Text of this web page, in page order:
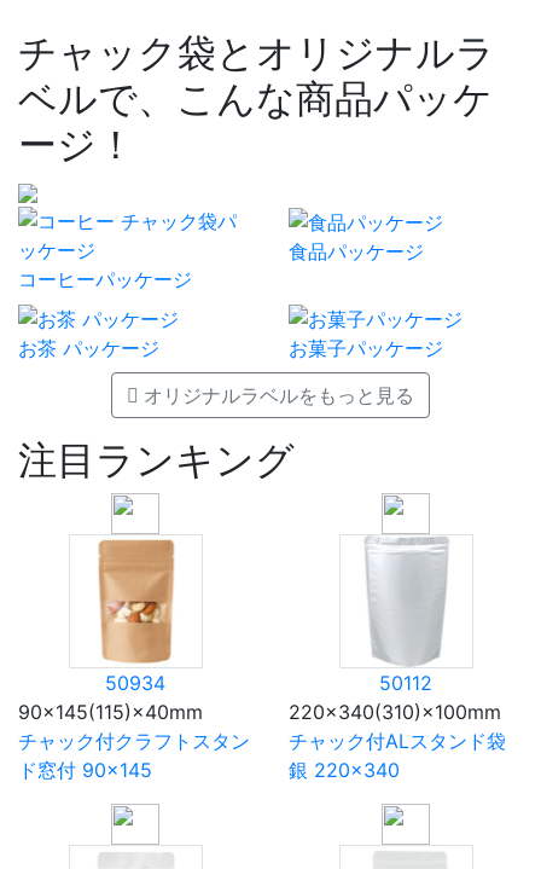
チャック袋とオリジナルラ
ベルで、こんな商品パッケ
ージ！
コーヒーパッケージ
食品パッケージ
お茶 パッケージ
お菓子パッケージ
オリジナルラベルをもっと見る
注目ランキング
50934
90×145(115)×40mm
チャック付クラフトスタン
ド窓付 90×145
50112
220×340(310)×100mm
チャック付ALスタンド袋
銀 220×340